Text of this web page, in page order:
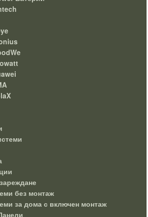
без монтаж
за дома с включен монтаж